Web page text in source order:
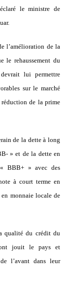
le ministre de
l’amélioration de la
le rehaussement du
lui permettre
sur le marché
de la prime
de la dette à long
» et de la dette en
BBB+ » avec des
à court terme en
monnaie locale de
qualité du crédit du
jouit le pays et
l’avant dans leur